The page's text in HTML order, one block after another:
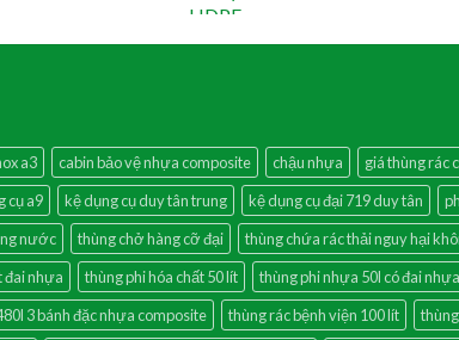
a3 cabin bảo vệ nhựa composite chậu nhựa giá thùng rác
cụ a9 kệ dụng cụ duy tân trung kệ dụng cụ đại 719 duy tân
nước thùng chở hàng cỡ đại thùng chứa rác thải nguy hại
đai nhựa thùng phi hóa chất 50 lít thùng phi nhựa 50l có đai nhựa
3 bánh đặc nhựa composite thùng rác bệnh viện 100 lít